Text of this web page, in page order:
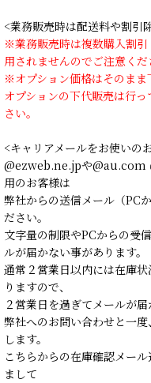
<業務販売時は配送料や割引
※業務販売時は複数購入割
用されませんのでご注意くだ
※オプション価格はそのまま
オプションの下代販売は行
さい。
<キャリアメールをお使いの
@ezweb.ne.jpや@au.com
用のお客様は
弊社からの送信メール（PC
ださい。
文字量の制限やPCからの受
ルが届かない事があります。
通常２営業日以内には在庫
りますので、
２営業日を過ぎてメールが
弊社へのお問い合わせと一
します。
こちらからの在庫確認メー
まして